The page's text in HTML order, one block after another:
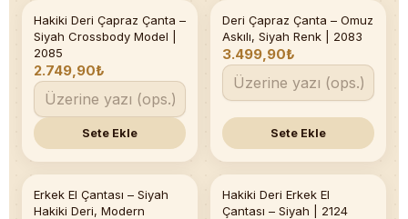
Hakiki Deri Çapraz Çanta –
Siyah Crossbody Model |
2085
2.749,90₺
Sete Ekle
Deri Çapraz Çanta – Omuz
Askılı, Siyah Renk | 2083
3.499,90₺
Sete Ekle
Erkek El Çantası – Siyah
Hakiki Deri, Modern
Son 3 adet
Hakiki Deri Erkek El
Çantası – Siyah | 2124